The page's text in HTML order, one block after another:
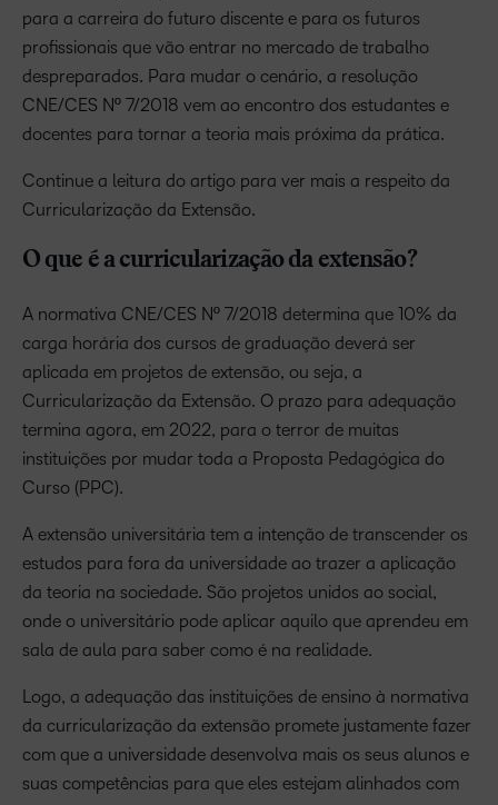
para a carreira do futuro discente e para os futuros
profissionais que vão entrar no mercado de trabalho
despreparados. Para mudar o cenário, a resolução
CNE/CES Nº 7/2018 vem ao encontro dos estudantes e
docentes para tornar a teoria mais próxima da prática.
Continue a leitura do artigo para ver mais a respeito da
Curricularização da Extensão.
O que é a curricularização da extensão?
A normativa CNE/CES Nº 7/2018 determina que 10% da
carga horária dos cursos de graduação deverá ser
aplicada em projetos de extensão, ou seja, a
Curricularização da Extensão. O prazo para adequação
termina agora, em 2022, para o terror de muitas
instituições por mudar toda a Proposta Pedagógica do
Curso (PPC).
A extensão universitária tem a intenção de transcender os
estudos para fora da universidade ao trazer a aplicação
da teoria na sociedade. São projetos unidos ao social,
onde o universitário pode aplicar aquilo que aprendeu em
sala de aula para saber como é na realidade.
Logo, a adequação das instituições de ensino à normativa
da curricularização da extensão promete justamente fazer
com que a universidade desenvolva mais os seus alunos e
suas competências para que eles estejam alinhados com